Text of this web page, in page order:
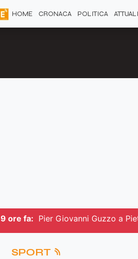
HOME CRONACA POLITICA
9 ore fa: Pier Giovanni Guzzo a
SPORT